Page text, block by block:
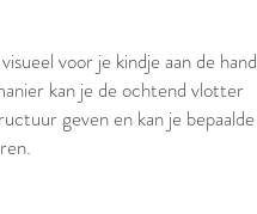
voor je kindje aan de hand
kan je de ochtend vlotter
geven en kan je bepaalde